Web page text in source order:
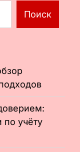
Поиск
по учёту